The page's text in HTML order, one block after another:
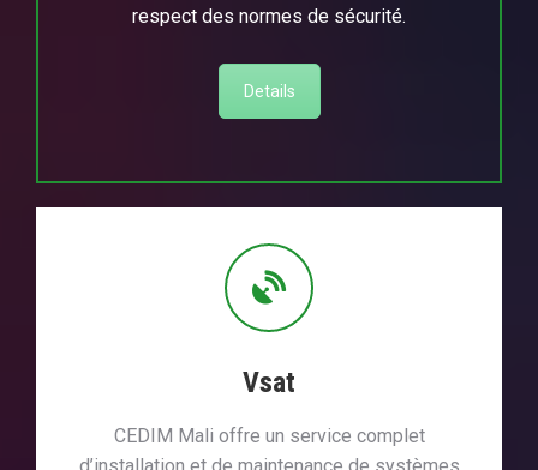
respect des normes de sécurité.
Details
Vsat
CEDIM Mali offre un service complet